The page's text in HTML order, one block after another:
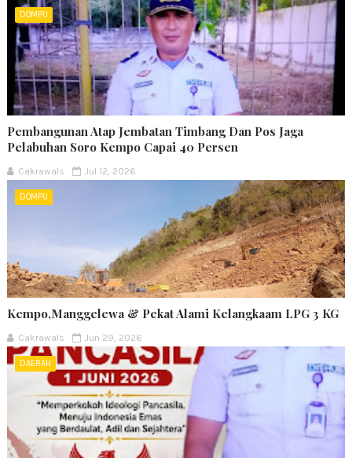
DOMPU
Pembangunan Atap Jembatan Timbang Dan Pos Jaga
Pelabuhan Soro Kempo Capai 40 Persen
Cakrawals Jul 12, 2026
DOMPU
Kempo,Manggelewa & Pekat Alami Kelangkaam LPG 3 KG
Cakrawals Jun 29, 2026
DAERAH